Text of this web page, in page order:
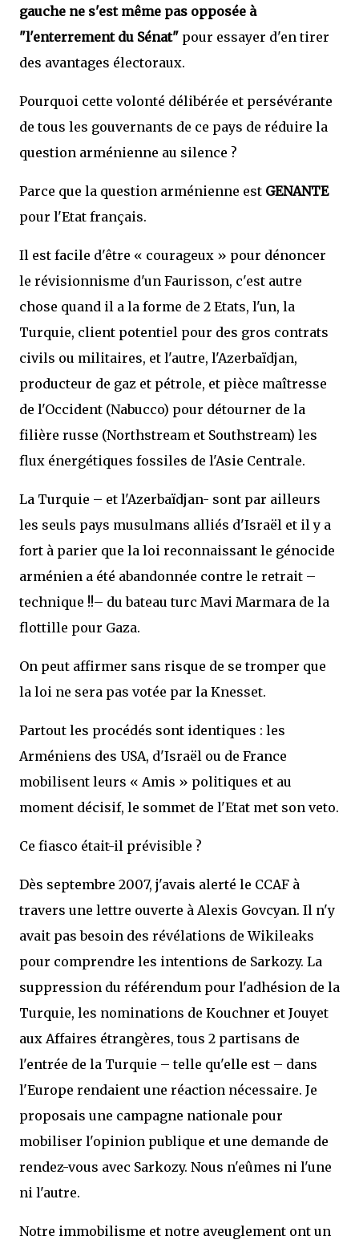
gauche ne s'est même pas opposée à
"l'enterrement du Sénat" pour essayer d'en tirer
des avantages électoraux.
Pourquoi cette volonté délibérée et persévérante
de tous les gouvernants de ce pays de réduire la
question arménienne au silence ?
Parce que la question arménienne est GENANTE
pour l'Etat français.
Il est facile d'être « courageux » pour dénoncer
le révisionnisme d'un Faurisson, c'est autre
chose quand il a la forme de 2 Etats, l'un, la
Turquie, client potentiel pour des gros contrats
civils ou militaires, et l'autre, l'Azerbaïdjan,
producteur de gaz et pétrole, et pièce maîtresse
de l'Occident (Nabucco) pour détourner de la
filière russe (Northstream et Southstream) les
flux énergétiques fossiles de l'Asie Centrale.
La Turquie – et l'Azerbaïdjan- sont par ailleurs
les seuls pays musulmans alliés d'Israël et il y a
fort à parier que la loi reconnaissant le génocide
arménien a été abandonnée contre le retrait –
technique !!– du bateau turc Mavi Marmara de la
flottille pour Gaza.
On peut affirmer sans risque de se tromper que
la loi ne sera pas votée par la Knesset.
Partout les procédés sont identiques : les
Arméniens des USA, d'Israël ou de France
mobilisent leurs « Amis » politiques et au
moment décisif, le sommet de l'Etat met son veto.
Ce fiasco était-il prévisible ?
Dès septembre 2007, j'avais alerté le CCAF à
travers une lettre ouverte à Alexis Govcyan. Il n'y
avait pas besoin des révélations de Wikileaks
pour comprendre les intentions de Sarkozy. La
suppression du référendum pour l'adhésion de la
Turquie, les nominations de Kouchner et Jouyet
aux Affaires étrangères, tous 2 partisans de
l'entrée de la Turquie – telle qu'elle est – dans
l'Europe rendaient une réaction nécessaire. Je
proposais une campagne nationale pour
mobiliser l'opinion publique et une demande de
rendez-vous avec Sarkozy. Nous n'eûmes ni l'une
ni l'autre.
Notre immobilisme et notre aveuglement ont un